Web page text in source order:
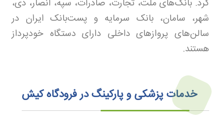
شهر، سامان، بانک سرمایه و پست‌بانک ایران در
سالن‌های پروازهای داخلی دارای دستگاه خودپرداز
هستند.
خدمات پزشکی و پارکینگ در فرودگاه کیش